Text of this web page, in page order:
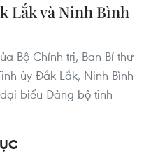
Lắk và Ninh Bình
Bộ Chính trị, Ban Bí thư
ủy Đắk Lắk, Ninh Bình
biểu Đảng bộ tỉnh